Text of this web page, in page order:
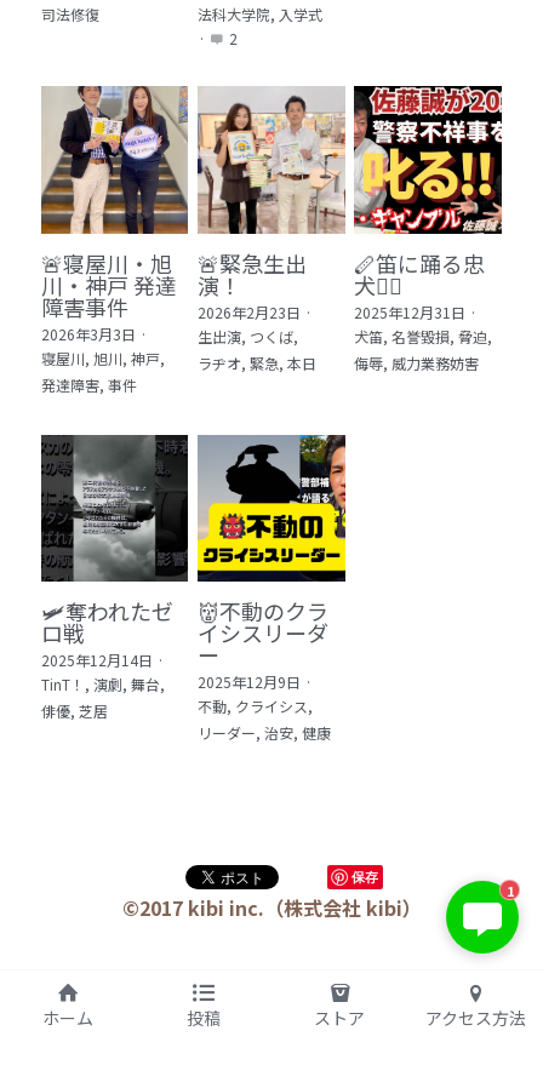
司法修復
法科大学院, 入学式
·
2
🚨寝屋川・旭
川・神戸 発達
障害事件
2026年3月3日 ·
寝屋川, 旭川, 神戸,
発達障害, 事件
🚨緊急生出
演！
2026年2月23日 ·
生出演, つくば,
ラヂオ, 緊急, 本日
🪈笛に踊る忠
犬🐕‍🦺
2025年12月31日 ·
犬笛, 名誉毀損, 脅迫,
侮辱, 威力業務妨害
🛩️奪われたゼ
ロ戦
2025年12月14日 ·
TinT！, 演劇, 舞台,
俳優, 芝居
👹不動のクラ
イシスリーダ
ー
2025年12月9日 ·
不動, クライシス,
リーダー, 治安, 健康
保存
©2017 kibi inc.（株式会社 kibi）
ホーム 投稿 ストア アクセス方法
1